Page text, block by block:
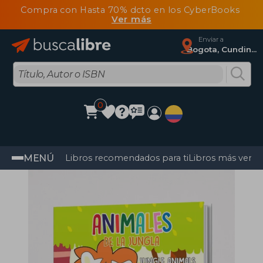
Compra con Hasta 70% dcto en los CyberBooks
Ver más
Enviar a
Bogota, Cundinamarca
0
MENÚ Libros recomendados para tiLibros más